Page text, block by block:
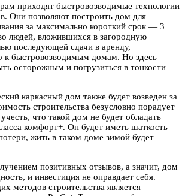
приходят быстровозводимые технологии
Они позволяют построить дом для
за максимально короткий срок — 3
людей, вложившихся в загородную
последующей сдачи в аренду,
к быстровозводимым домам. Но здесь
осторожным и погрузиться в тонкости
каркасный дом также будет возведен за
строительства безусловно порадует
что такой дом не будет обладать
комфорт+. Он будет иметь шаткость
жить в таком доме зимой будет
позитивных отзывов, а значит, дом
и инвестиция не оправдает себя.
методов строительства является